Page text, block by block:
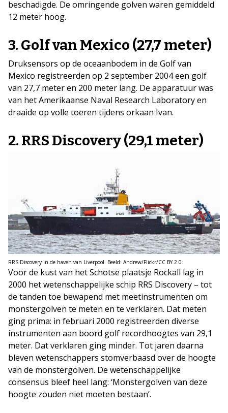
beschadigde. De omringende golven waren gemiddeld
12 meter hoog.
3. Golf van Mexico (27,7 meter)
Druksensors op de oceaanbodem in de Golf van
Mexico registreerden op 2 september 2004 een golf
van 27,7 meter en 200 meter lang. De apparatuur was
van het Amerikaanse Naval Research Laboratory en
draaide op volle toeren tijdens orkaan Ivan.
2. RRS Discovery (29,1 meter)
RRS Discovery in de haven van Liverpool. Beeld: Andrew/Flickr/CC BY 2.0.
Voor de kust van het Schotse plaatsje Rockall lag in
2000 het wetenschappelijke schip RRS Discovery – tot
de tanden toe bewapend met meetinstrumenten om
monstergolven te meten en te verklaren. Dat meten
ging prima: in februari 2000 registreerden diverse
instrumenten aan boord golf recordhoogtes van 29,1
meter. Dat verklaren ging minder. Tot jaren daarna
bleven wetenschappers stomverbaasd over de hoogte
van de monstergolven. De wetenschappelijke
consensus bleef heel lang: ‘Monstergolven van deze
hoogte zouden niet moeten bestaan’.